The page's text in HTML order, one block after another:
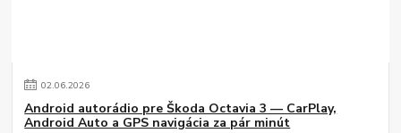
02.06.2026
Android autorádio pre Škoda Octavia 3 — CarPlay,
Android Auto a GPS navigácia za pár minút